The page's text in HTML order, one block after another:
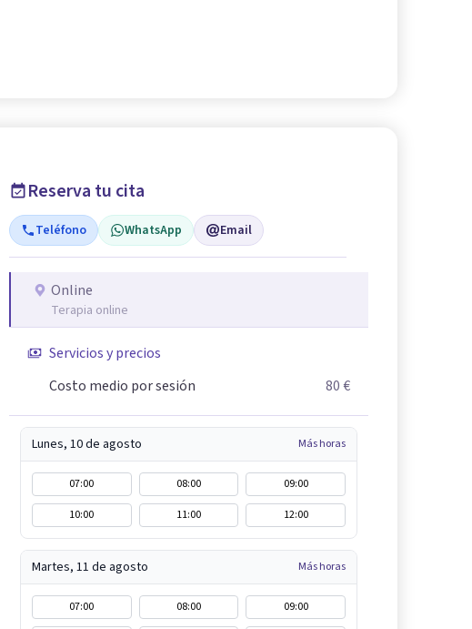
Reserva tu cita
Teléfono WhatsApp Email
Online
Terapia online
Servicios y precios
Costo medio por sesión
80 €
Lunes, 10 de agosto Más horas
07:00 08:00
09:00
10:00
11:00 12:00
Martes, 11 de agosto Más horas
07:00 08:00
09:00